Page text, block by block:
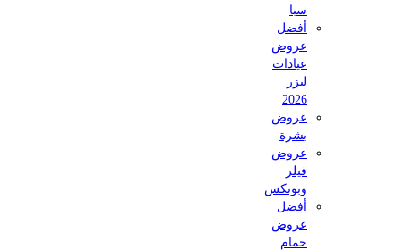
أفضل
عروض
عيادات
عروض
بشرة
عروض
وبوتكس
أفضل
عروض
حمام